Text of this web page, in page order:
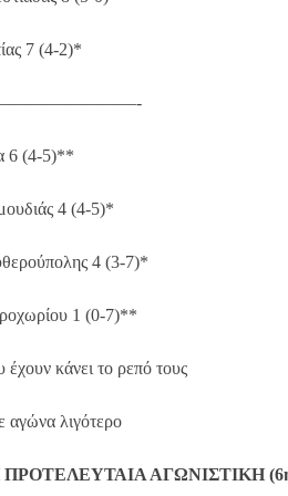
7 (4-2)*
6 (4-5)**
4 (4-5)*
4 (3-7)*
1 (0-7)**
κάνει το ρεπό τους
λιγότερο
ΑΓΩΝΙΣΤΙΚΗ